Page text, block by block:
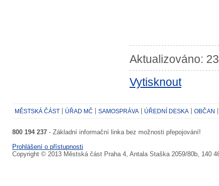
Aktualizováno:
Vytisknout
MĚSTSKÁ ČÁST ÚŘAD MČ SAMOSPRÁVA ÚŘEDNÍ DESKA OBČAN
800 194 237 - Základní informační linka bez možnosti přepojování!
Prohlášení o přístupnosti
Copyright © 2013 Městská část Praha 4, Antala Staška 2059/80b, 140